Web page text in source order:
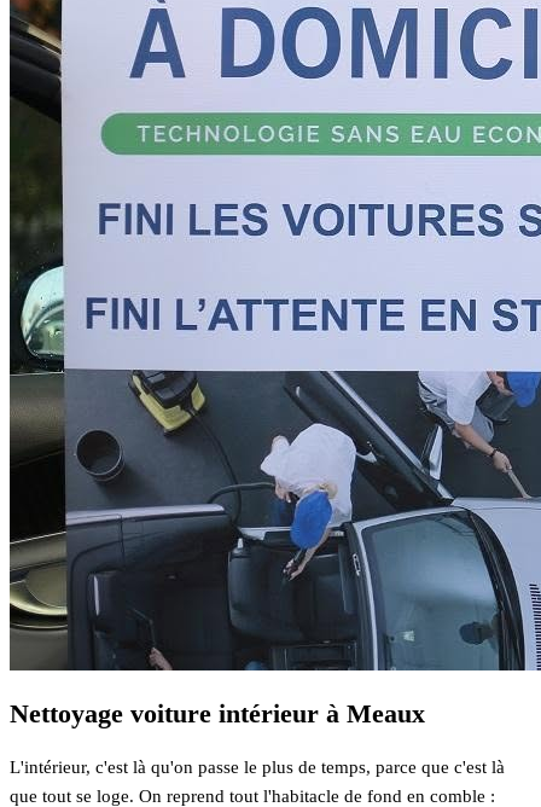
Nettoyage voiture intérieur à Meaux
L'intérieur, c'est là qu'on passe le plus de temps, parce que c'est là
que tout se loge. On reprend tout l'habitacle de fond en comble :